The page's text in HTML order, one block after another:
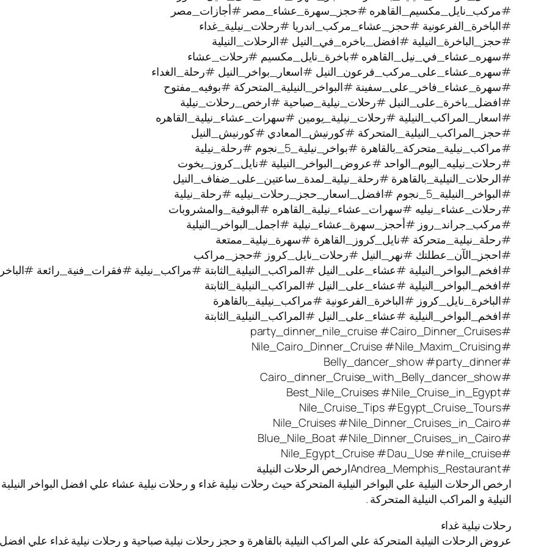
#مركب_نايل_مكسيم_القاهره #حجز_سهرة_عشاء_مصر #أجازات_مصر
#الباخرة_الفرعونية #حجز_عشاء_مركب_اندريا #رحلات_نيلية_غداء
#حجز_الباخرة_النيلية #افضل_باخره_في_النيل #الرحلات_النيلية
#سهره_عشاء_في_نيل_القاهره‏ #باخرة_نايل_مكسيم #رحلات_عشاء
#سهره_عشاء_على_مركب_فرعون_النيل #اسعار_بواخر_النيل #رحلة_الغداء
#سهرة_عشاء_فاخر_على_سفينة #البواخر_النيلية_المتحركة #بوفيه_مفتوح
#افضل_باخرة_على_النيل #رحلات_نيلية_صباحية #ارخص_رحلات_نيلية
#اسعار_المراكب_النيلية #رحلات_نيلية_يومين #سهرات_عشاء_نيلية_القاهره
#حجز_المراكب_النيلية_المتحركة #كورنيش_المعادي #كورنيش_النيل
#مراكب_نيلية_متحركة_بالقاهرة #بواخر_نيلية_5_نجوم #رحلة_نيلية
#رحلات_نيليه_اليوم_الواحد #عروض_البواخر_النيلية #نايل_كروز_يخوت
#الرحلات_النيلية_بالقاهرة #رحلة_نيلية_لمدة_ساعتين_على_ضفاف_النيل
#البواخر_النيلية_5_نجوم #افضل_اسعار_حجز_رحلات_نيليه #رحلة_نيلية
#رحلات_عشاء_نيليه #سهرات_عشاء_نيلية_القاهره #البوفية_والمشروبات
#مركب_جراند_روز #أحجز_سهرة_عشاء_نيلية #اجمل_البواخر_النيلية
#رحلة_نيلية_متحركة ‫#نايل_كروز_القاهرة #سهرة_نيلية_ممتعة
#احجز_الآن_عطلتك #نهر_النيل #رحلات_نايل_كروز #حجز_مراكب
#افخم_البواخر_النيلية #عشاء_على_النيل #المراكب_النيلية_الثابتة #مراكب_نيلية #فقرات_فنية_رائعة
#افخم_البواخر_النيلية #عشاء_على_النيل #المراكب_النيلية_الثابتة
#الباخرة_نايل_كروز #الباخرة_الفرعونية #مراكب_نيلية_بالقاهرة
#افخم_البواخر_النيلية #عشاء_على_النيل #المراكب_النيلية_الثابتة
#party_dinner_nile_cruise #Cairo_Dinner_Cruises
#Nile_Cairo_Dinner_Cruise #Nile_Maxim_Cruising
#Belly_dancer_show #party_dinner
#Cairo_dinner_Cruise_with_Belly_dancer_show
#Best_Nile_Cruises #Nile_Cruise_in_Egypt
#Nile_Cruise_Tips #Egypt_Cruise_Tours
#Nile_Cruises #Nile_Dinner_Cruises_in_Cairo
#Blue_Nile_Boat #Nile_Dinner_Cruises_in_Cairo
#Nile_Egypt_Cruise #Dau_Use #nile_cruise
#Andrea_Memphis_Restaurantارخص الرحلات النيلية
ارخص الرحلات النيلية علي البواخر النيلية المتحركة حيث رحلات نيلية غداء و رحلات نيلية عشاء علي افضل البواخر
النيلية و المراكب النيلية المتحركة .
رحلات نيلية غداء
عروض الرحلات النيلية المتحركة علي المراكب النيلية بالقاهرة و حجز رحلات نيلية صباحية و رحلات نيلية غداء علي افضل